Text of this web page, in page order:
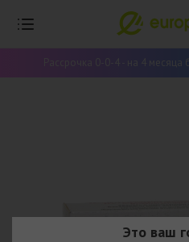
Рассрочка 0-0-4 - на 4
Это ваш